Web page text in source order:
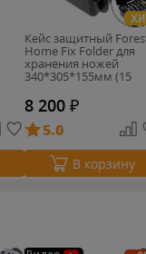
Кейс защитный
Home Fix Folder для
хранения ножей
340*305*155мм (15
8 200 ₽
5.0
В корзину